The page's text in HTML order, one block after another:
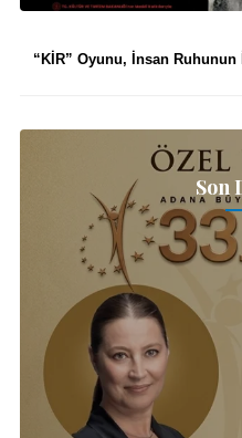
“KİR” Oyunu, İnsan Ruhunun
Son